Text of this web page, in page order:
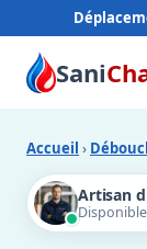
Sani
Accueil ›
Artisan